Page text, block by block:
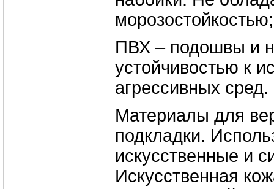
морозостойкостью;
ПВХ – подошвы и
устойчивостью к
агрессивных сред.
Материалы для
подкладки.
искусственные и
Искусственная